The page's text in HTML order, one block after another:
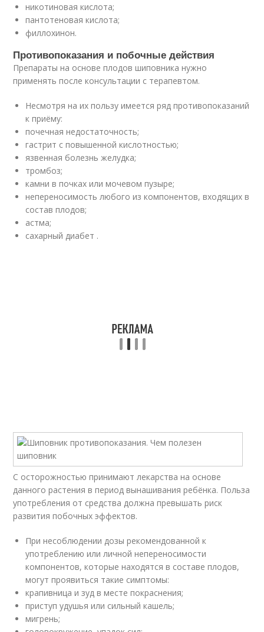
никотиновая кислота;
пантотеновая кислота;
филлохинон.
Противопоказания и побочные действия
Препараты на основе плодов шиповника нужно
применять после консультации с терапевтом.
Несмотря на их пользу имеется ряд противопоказаний
к приёму:
почечная недостаточность;
гастрит с повышенной кислотностью;
язвенная болезнь желудка;
тромбоз;
камни в почках или мочевом пузыре;
непереносимость любого из компонентов, входящих в
состав плодов;
астма;
сахарный диабет .
С осторожностью принимают лекарства на основе
данного растения в период вынашивания ребёнка. Польза
употребления от средства должна превышать риск
развития побочных эффектов.
При несоблюдении дозы рекомендованной к
употреблению или личной непереносимости
компонентов, которые находятся в составе плодов,
могут проявиться такие симптомы:
крапивница и зуд в месте покраснения;
приступ удушья или сильный кашель;
мигрень;